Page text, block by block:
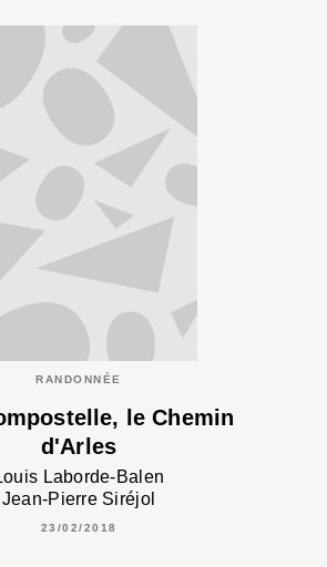
RANDONNÉE
le Chemin
d'Arles
Laborde-Balen
Jean-Pierre Siréjol
23/02/2018